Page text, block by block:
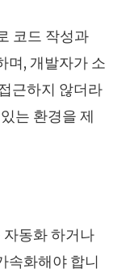
코드 작성과
며, 개발자가 소
근하지 않더라
는 환경을 제
동화 하거나
속화해야 합니